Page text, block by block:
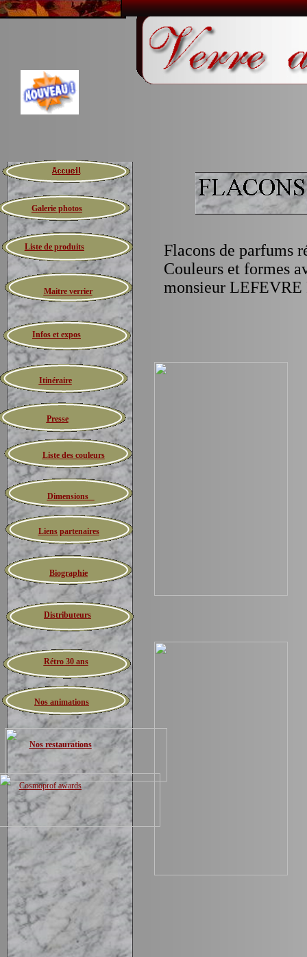
Galerie photos
Liste de produits
Maitre verrier
Infos et expos
Itinéraire
Presse
Liste des couleurs
Dimensions
Liens partenaires
Biographie
Distributeurs
Rétro 30 ans
Nos animations
Nos restaurations
Flacons de parfums
Couleurs et formes
monsieur LEFEVRE
Cosmoprof awards